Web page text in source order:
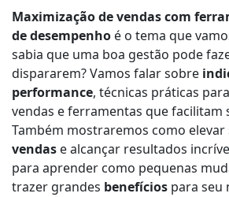
a
d
e
á
i
Maximização de vendas com
de desempenho é o tema que
sabia que uma boa gestão pode
dispararem? Vamos falar sobre
performance, técnicas práticas
vendas e ferramentas que facilitam
Também mostraremos como elevar
vendas e alcançar resultados
para aprender como pequenas
trazer grandes benefícios para seu